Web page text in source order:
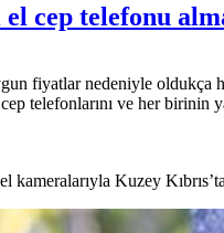
cep telefonu
fiyatlar nedeniyle
telefonlarını ve her birinin
Kuzey